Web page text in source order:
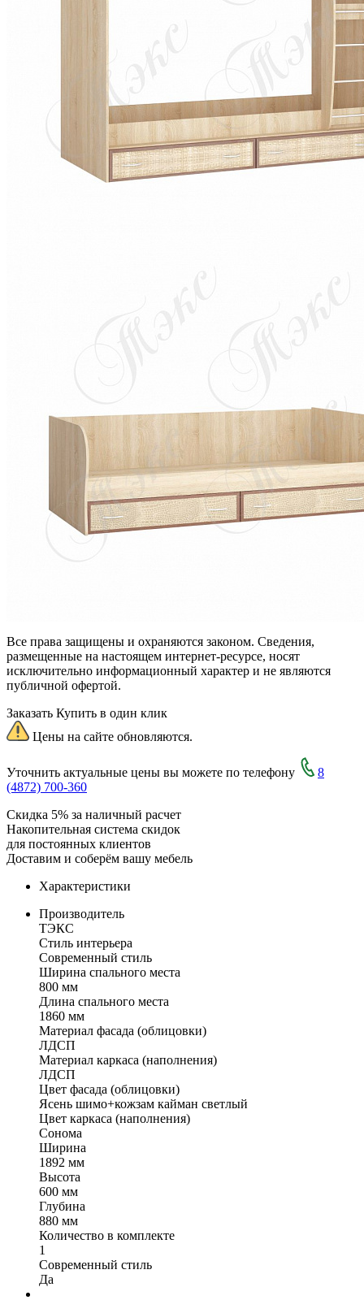
Все права защищены и охраняются законом. Сведения,
размещенные на настоящем интернет-ресурсе, носят
исключительно информационный характер и не являются
публичной офертой.
Заказать Купить в один клик
Цены на сайте обновляются.
Уточнить актуальные цены вы можете по телефону
8
(4872) 700-360
Скидка 5% за наличный расчет
Накопительная система скидок
для постоянных клиентов
Доставим и соберём вашу мебель
Характеристики
Производитель
ТЭКС
Стиль интерьера
Современный стиль
Ширина спального места
800 мм
Длина спального места
1860 мм
Материал фасада (облицовки)
ЛДСП
Материал каркаса (наполнения)
ЛДСП
Цвет фасада (облицовки)
Ясень шимо+кожзам кайман светлый
Цвет каркаса (наполнения)
Сонома
Ширина
1892 мм
Высота
600 мм
Глубина
880 мм
Количество в комплекте
1
Современный стиль
Да